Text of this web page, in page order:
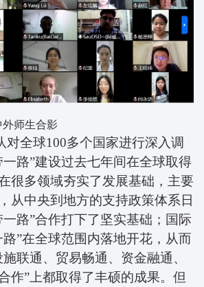
师生合影
对全球100多个国家进行深入调
路”建设过去七年间在全球取得
很多领域夯实了发展基础，主要
从中央到地方的支持政策体系日
路”合作打下了坚实基础；国际
”在全球范围内落地开花，从而
联通、贸易畅通、资金融通、
作”上都取得了丰硕的成果。但